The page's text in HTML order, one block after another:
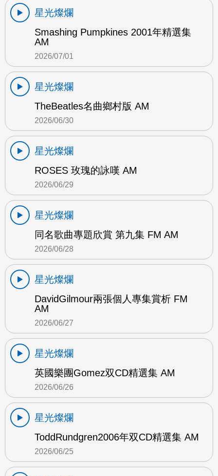
星光燦爛
Smashing Pumpkines 2001年精選集
AM
2026/07/01
星光燦爛
TheBeatles名曲鄉村版 AM
2026/06/30
星光燦爛
ROSES 玫瑰的詠嘆 AM
2026/06/29
星光燦爛
同名歌曲專題欣賞 第九集 FM AM
2026/06/28
星光燦爛
DavidGilmour兩張個人專集賞析 FM
AM
2026/06/27
星光燦爛
英國樂團Gomez双CD精選集 AM
2026/06/26
星光燦爛
ToddRundgren2006年双CD精選集 AM
2026/06/25